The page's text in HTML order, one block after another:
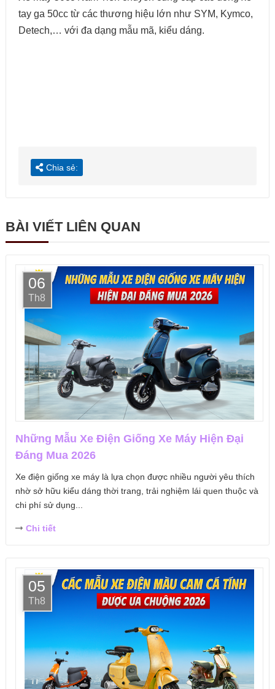
tay ga 50cc từ các thương hiệu lớn như SYM, Kymco,
Detech,… với đa dạng mẫu mã, kiểu dáng.
Chia sẻ:
BÀI VIẾT LIÊN QUAN
06
Th8
Những Mẫu Xe Điện Giống Xe Máy Hiện Đại
Đáng Mua 2026
Xe điện giống xe máy là lựa chọn được nhiều người yêu thích
nhờ sở hữu kiểu dáng thời trang, trải nghiệm lái quen thuộc và
chi phí sử dụng...
Chi tiết
05
Th8